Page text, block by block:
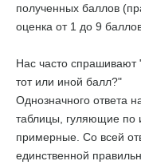
полученных баллов
оценка от 1 до 9
Нас часто спрашивают
тот или иной балл?"
Однозначного ответа
таблицы, гуляющие по
примерные. Со всей
единственной